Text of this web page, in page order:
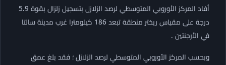
أفاد المركز الأوروبي المتوسطي لرصد الزلازل بتسجيل زلزال بقوة 5.9
درجة على مقياس ريختر منطقة تبعد 186 كيلومترا غرب مدينة سالتا
في الأرجنتين .
وبحسب المركز الأوروبي المتوسطي لرصد الزلازل ؛ فقد بلغ عمق